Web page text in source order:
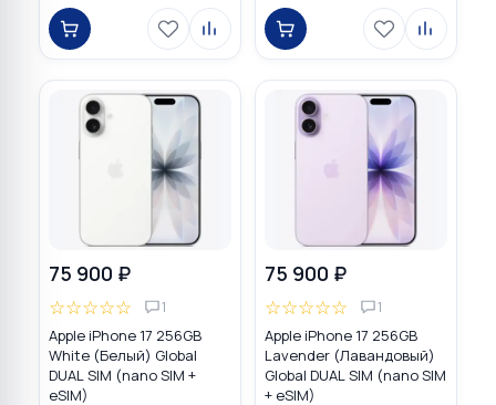
75 900 ₽
☆☆☆☆☆ 1
Apple iPhone 17 256GB
White (Белый) Global
DUAL SIM (nano SIM +
eSIM)
75 900 ₽
☆☆☆☆☆ 1
Apple iPhone 17 256GB
Lavender (Лавандовый)
Global DUAL SIM (nano SIM
+ eSIM)